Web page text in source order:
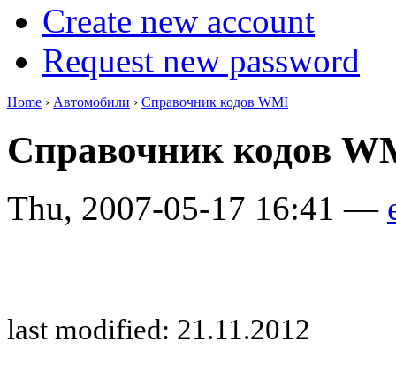
Create new account
Request new password
Home › Автомобили › Справочник кодов WMI
Справочник кодов
Thu, 2007-05-17 16:41 —
last modified: 21.11.2012